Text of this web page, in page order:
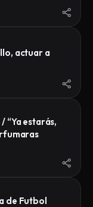
actuar a
“Ya estarás,
de Futbol